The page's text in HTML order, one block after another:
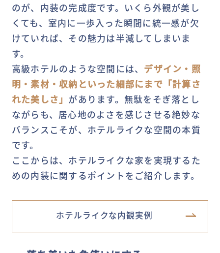
のが、内装の完成度です。いくら外観が美し
くても、室内に一歩入った瞬間に統一感が欠
けていれば、その魅力は半減してしまいま
す。
高級ホテルのような空間には、 デザイン・照
明・素材・収納といった細部にまで「計算さ
れた美しさ」 があります。無駄をそぎ落とし
ながらも、居心地のよさを感じさせる絶妙な
バランスこそが、ホテルライクな空間の本質
です。
ここからは、ホテルライクな家を実現するた
めの内装に関するポイントをご紹介します。
ホテルライクな内観実例